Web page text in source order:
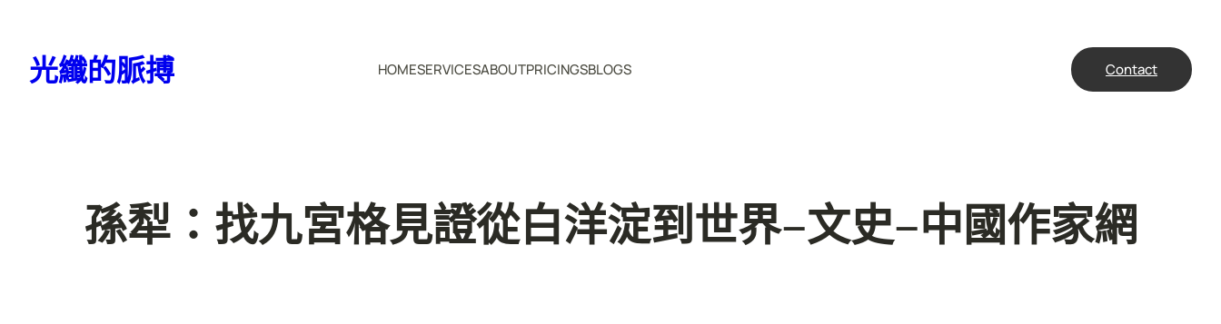
光纖的脈搏 HOMESERVICESABOUTPRICINGSBLOGS Contact
孫犁：找九宮格見證從白洋淀到世界–文史–中國作家網